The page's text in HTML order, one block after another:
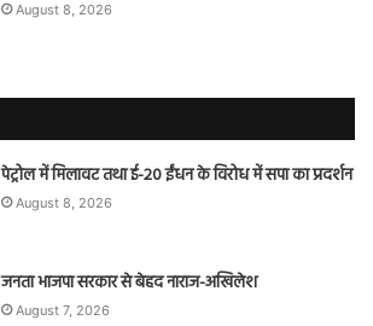
August 8, 2026
पेट्रोल में मिलावट तथा ई-20 ईंधन के विरोध में सपा का प्रदर्शन
August 8, 2026
जनता भाजपा सरकार से बेहद नाराज-अखिलेश
August 7, 2026